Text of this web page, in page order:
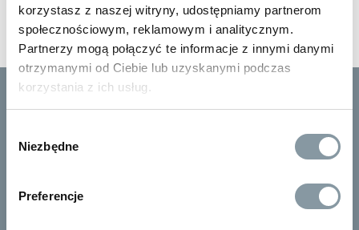
korzystasz z naszej witryny, udostępniamy partnerom
społecznościowym, reklamowym i analitycznym.
Partnerzy mogą połączyć te informacje z innymi danymi
otrzymanymi od Ciebie lub uzyskanymi podczas
korzystania z ich usług.
zgody
Niezbędne
Preferencje
Nie masz jeszcze konta?ZAREJESTRUJ
SIĘ
BĄDŹ NA BIEŻĄCO Z NOWOŚCIAMI I PROMOCJAMI
(10% RABAT NA PIERWSZE ZAKUPY)
ZAPISZ SIĘ